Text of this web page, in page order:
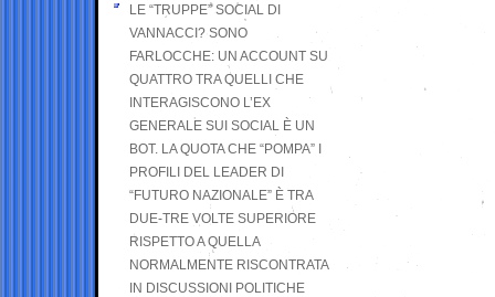
LE “TRUPPE” SOCIAL DI
VANNACCI? SONO
FARLOCCHE: UN ACCOUNT SU
QUATTRO TRA QUELLI CHE
INTERAGISCONO L’EX
GENERALE SUI SOCIAL È UN
BOT. LA QUOTA CHE “POMPA” I
PROFILI DEL LEADER DI
“FUTURO NAZIONALE” È TRA
DUE-TRE VOLTE SUPERIORE
RISPETTO A QUELLA
NORMALMENTE RISCONTRATA
IN DISCUSSIONI POLITICHE